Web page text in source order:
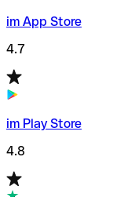
im App Store
4.7
im Play Store
4.8